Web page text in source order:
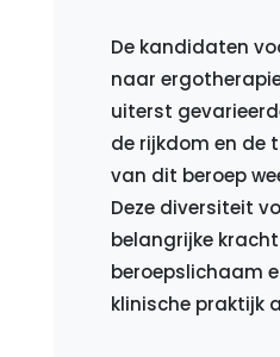
De kandidaten
naar
uiterst
de rijkdom en de
van dit beroep
Deze diversiteit
belangrijke
beroepslichaam
klinische praktijk